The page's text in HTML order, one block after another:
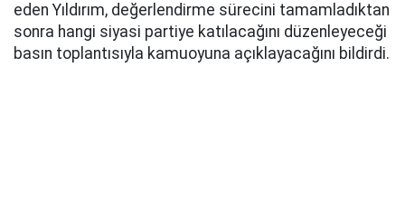
eden Yıldırım, değerlendirme sürecini tamamladıktan
sonra hangi siyasi partiye katılacağını düzenleyeceği
basın toplantısıyla kamuoyuna açıklayacağını bildirdi.